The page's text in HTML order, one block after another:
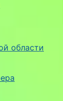
области